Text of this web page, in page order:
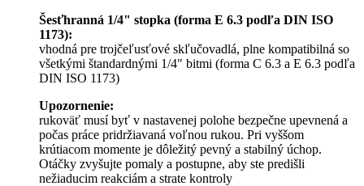
Šesťhranná 1/4" stopka (forma E 6.3 podľa DIN ISO
1173):
vhodná pre trojčeľusťové skľučovadlá, plne kompatibilná so
všetkými štandardnými 1/4" bitmi (forma C 6.3 a E 6.3 podľa
DIN ISO 1173)
Upozornenie:
rukoväť musí byť v nastavenej polohe bezpečne upevnená a
počas práce pridržiavaná voľnou rukou. Pri vyššom
krútiacom momente je dôležitý pevný a stabilný úchop.
Otáčky zvyšujte pomaly a postupne, aby ste predišli
nežiaducim reakciám a strate kontroly